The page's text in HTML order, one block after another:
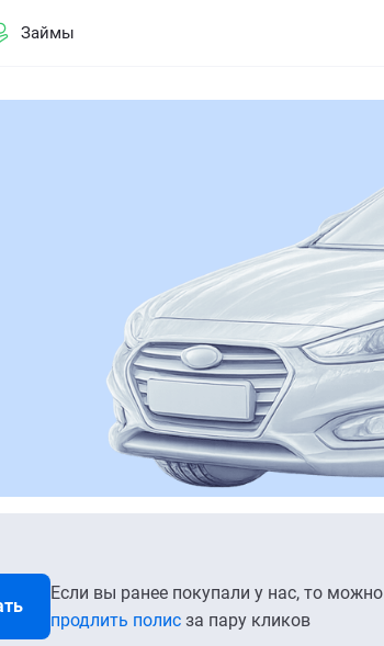
Займы
Если вы ранее покупали у нас, то можно
продлить полис за пару кликов